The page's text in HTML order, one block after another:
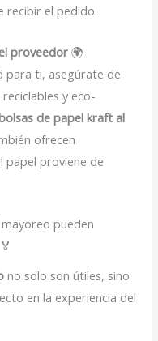
recibir el pedido.
proveedor 🌍
para ti, asegúrate de
y eco-
de papel kraft al
ofrecen
papel proviene de
pueden
no solo son útiles, sino
en la experiencia del